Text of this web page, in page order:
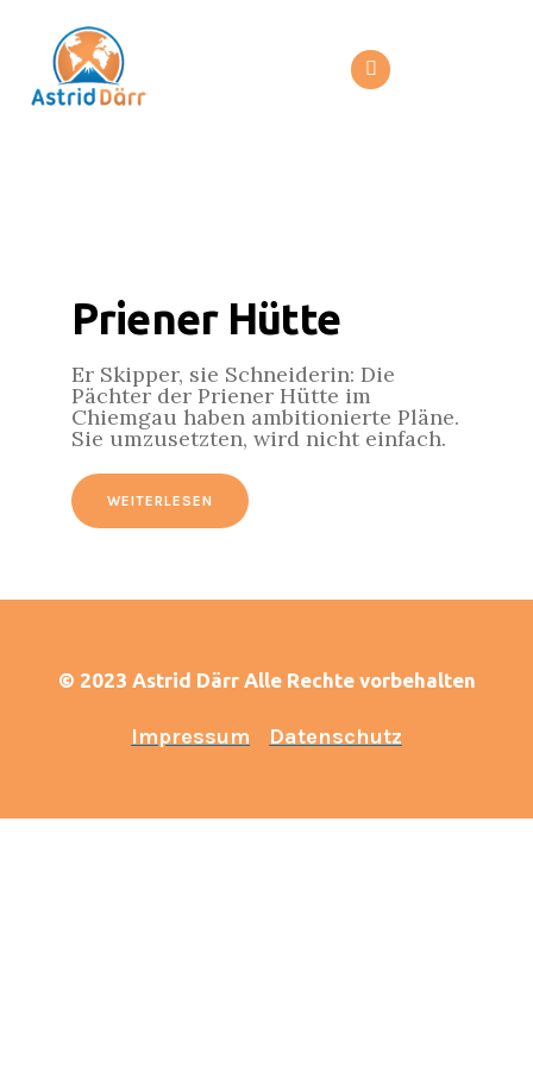
Priener Hütte
Er Skipper, sie Schneiderin: Die
Pächter der Priener Hütte im
Chiemgau haben ambitionierte Pläne.
Sie umzusetzten, wird nicht einfach.
WEITERLESEN
© 2023 Astrid Därr Alle Rechte vorbehalten
Impressum Datenschutz